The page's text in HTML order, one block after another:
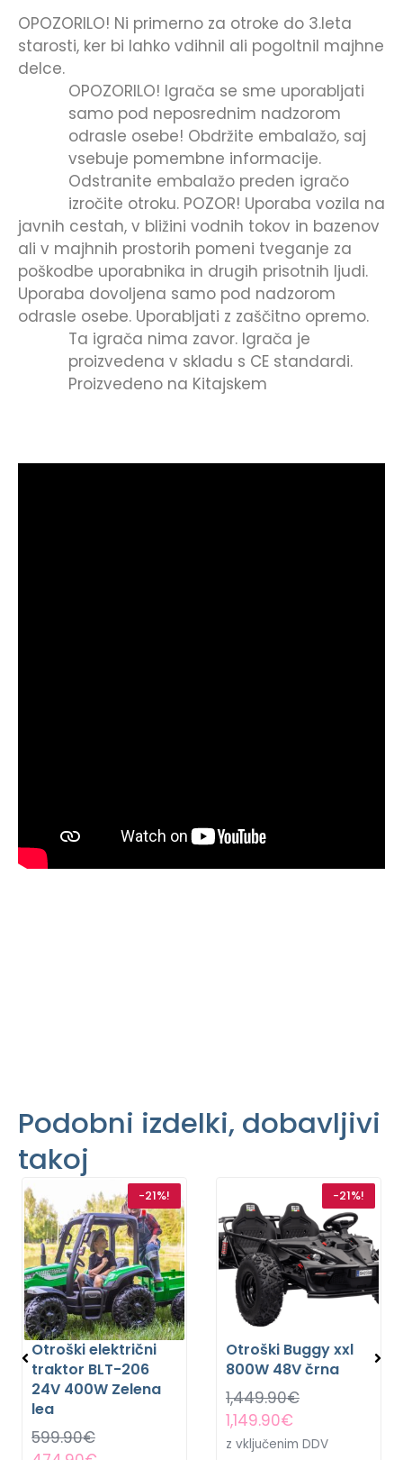
OPOZORILO! Ni primerno za otroke do 3.leta
starosti, ker bi lahko vdihnil ali pogoltnil majhne
delce.
OPOZORILO! Igrača se sme uporabljati
samo pod neposrednim nadzorom
odrasle osebe! Obdržite embalažo, saj
vsebuje pomembne informacije.
Odstranite embalažo preden igračo
izročite otroku. POZOR! Uporaba vozila na
javnih cestah, v bližini vodnih tokov in bazenov
ali v majhnih prostorih pomeni tveganje za
poškodbe uporabnika in drugih prisotnih ljudi.
Uporaba dovoljena samo pod nadzorom
odrasle osebe. Uporabljati z zaščitno opremo.
Ta igrača nima zavor. Igrača je
proizvedena v skladu s CE standardi.
Proizvedeno na Kitajskem
Podobni izdelki, dobavljivi
takoj
-21%!
Otroški električni
traktor BLT-206
24V 400W Zelena
lea
599.90€
-21%!
Otroški Buggy xxl
800W 48V črna
1,449.90€
1,149.90€
z vključenim DDV